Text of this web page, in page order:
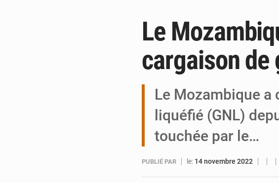
6 août
6 août
5 août
Le
cargaison de
Le Mozambique a
liquéfié (GNL)
touchée par le…
PUBLIÉ PAR le: 14 novembre 2022